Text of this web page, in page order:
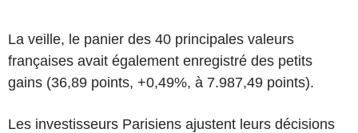
La veille, le panier des 40 principales valeurs
françaises avait également enregistré des petits
gains (36,89 points, +0,49%, à 7.987,49 points).
Les investisseurs Parisiens ajustent leurs décisions